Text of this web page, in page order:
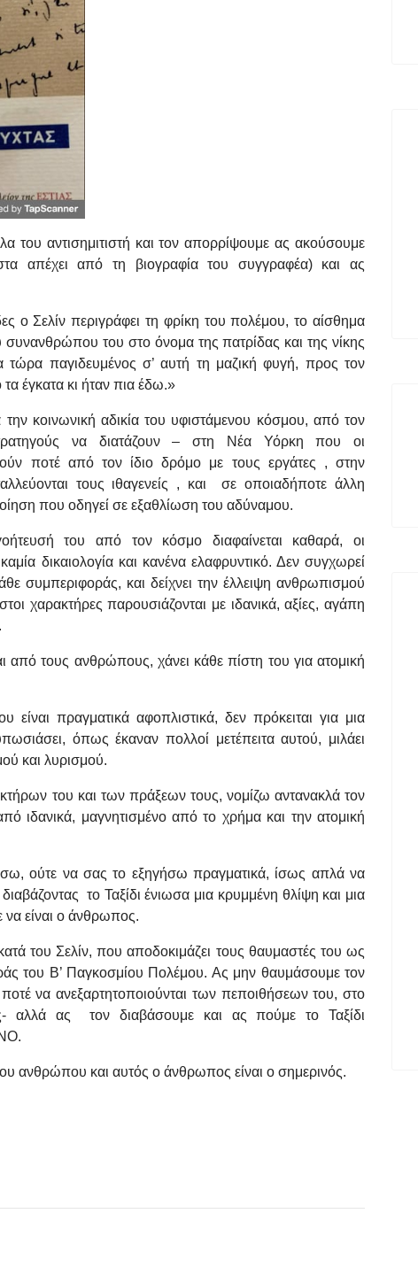
του αντισημιτιστή και τον απορρίψουμε ας ακούσουμε
απέχει από τη βιογραφία του συγγραφέα) και ας
ο Σελίν περιγράφει τη φρίκη του πολέμου, το αίσθημα
του στο όνομα της πατρίδας και της νίκης
παγιδευμένος σ’ αυτή τη μαζική φυγή, προς τον
έγκατα κι ήταν πια έδω.»
κοινωνική αδικία του υφιστάμενου κόσμου, από τον
να διατάζουν – στη Νέα Υόρκη που οι
ποτέ από τον ίδιο δρόμο με τους εργάτες , στην
τους ιθαγενείς , και σε οποιαδήποτε άλλη
που οδηγεί σε εξαθλίωση του αδύναμου.
του από τον κόσμο διαφαίνεται καθαρά, οι
δικαιολογία και κανένα ελαφρυντικό. Δεν συγχωρεί
συμπεριφοράς, και δείχνει την έλλειψη ανθρωπισμού
χαρακτήρες παρουσιάζονται με ιδανικά, αξίες, αγάπη
τους ανθρώπους, χάνει κάθε πίστη του για ατομική
πραγματικά αφοπλιστικά, δεν πρόκειται για μια
όπως έκαναν πολλοί μετέπειτα αυτού, μιλάει
και λυρισμού.
του και των πράξεων τους, νομίζω αντανακλά τον
ιδανικά, μαγνητισμένο από το χρήμα και την ατομική
ούτε να σας το εξηγήσω πραγματικά, ίσως απλά να
το Ταξίδι ένιωσα μια κρυμμένη θλίψη και μια
είναι ο άνθρωπος.
του Σελίν, που αποδοκιμάζει τους θαυμαστές του ως
του Β’ Παγκοσμίου Πολέμου. Ας μην θαυμάσουμε τον
να ανεξαρτητοποιούνται των πεποιθήσεων του, στο
αλλά ας τον διαβάσουμε και ας πούμε το Ταξίδι
ανθρώπου και αυτός ο άνθρωπος είναι ο σημερινός.